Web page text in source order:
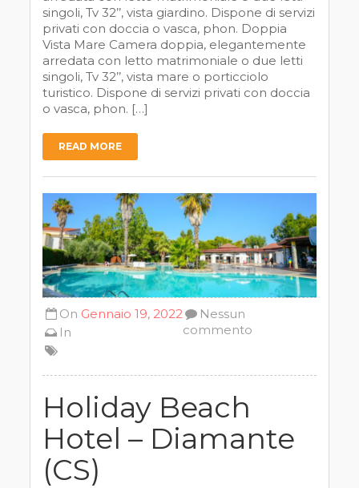
singoli, Tv 32’’, vista giardino. Dispone di servizi
privati con doccia o vasca, phon. Doppia
Vista Mare Camera doppia, elegantemente
arredata con letto matrimoniale o due letti
singoli, Tv 32’’, vista mare o porticciolo
turistico. Dispone di servizi privati con doccia
o vasca, phon. […]
READ MORE
On Gennaio 19, 2022
In
Nessun
commento
Holiday Beach
Hotel – Diamante
(CS)